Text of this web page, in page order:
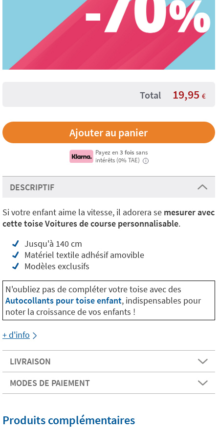
Total 19,95 €
Payez en 3 fois sans
intérêts (0% TAE)
i
DESCRIPTIF
Si votre enfant aime la vitesse, il adorera se mesurer avec
cette toise Voitures de course personnalisable.
Jusqu'à 140 cm
Matériel textile adhésif amovible
Modèles exclusifs
N'oubliez pas de compléter votre toise avec des
Autocollants pour toise enfant, indispensables pour
noter la croissance de vos enfants !
+ d'info
LIVRAISON
MODES DE PAIEMENT
Produits complémentaires